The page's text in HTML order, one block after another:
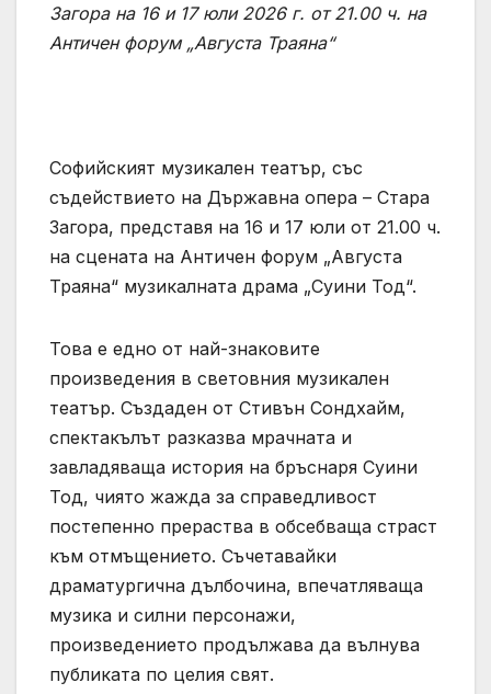
Загора на 16 и 17 юли 2026 г. от 21.00 ч. на
Античен форум „Августа Траяна“
Софийският музикален театър, със
съдействието на Държавна опера – Стара
Загора, представя на 16 и 17 юли от 21.00 ч.
на сцената на Античен форум „Августа
Траяна“ музикалната драма „Суини Тод“.
Това е едно от най-знаковите
произведения в световния музикален
театър. Създаден от Стивън Сондхайм,
спектакълът разказва мрачната и
завладяваща история на бръснаря Суини
Тод, чиято жажда за справедливост
постепенно прераства в обсебваща страст
към отмъщението. Съчетавайки
драматургична дълбочина, впечатляваща
музика и силни персонажи,
произведението продължава да вълнува
публиката по целия свят.